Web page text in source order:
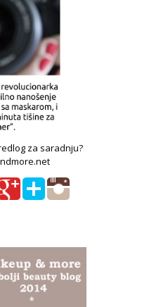
za saradnju?